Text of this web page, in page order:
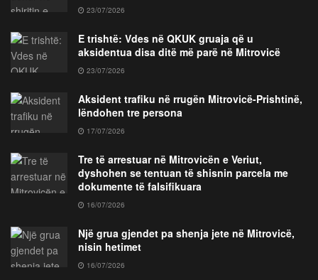
23/07/2026
E trishtë: Vdes në QKUK gruaja që u
aksidentua disa ditë më parë në Mitrovicë
23/07/2026
Aksident trafiku në rrugën Mitrovicë-Prishtinë,
lëndohen tre persona
17/07/2026
Tre të arrestuar në Mitrovicën e Veriut,
dyshohen se tentuan të shisnin parcela me
dokumente të falsifikuara
16/07/2026
Një grua gjendet pa shenja jete në Mitrovicë,
nisin hetimet
16/07/2026